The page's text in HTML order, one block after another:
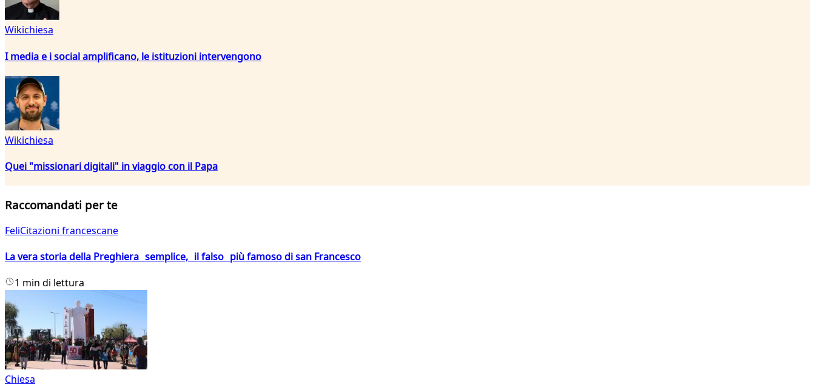
Wikichiesa
I media e i social amplificano, le istituzioni intervengono
Wikichiesa
Quei "missionari digitali" in viaggio con il Papa
Raccomandati per te
FeliCitazioni francescane
La vera storia della Preghiera semplice, il falso più famoso di san Francesco
1 min di lettura
Chiesa